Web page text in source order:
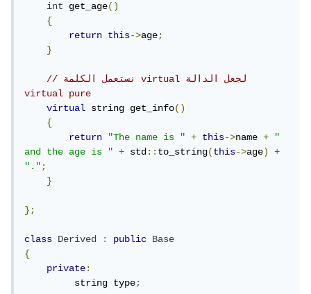
int get_age()
{
return
this->age;
}
// نستعمل الكلمة virtual لجعل الدالة
virtual pure
virtual string get_info()
{
return
"The name is " + this->name +
"
and the age is "
+ std::to_string(this->age)
+
".";
}
};
class Derived : public
Base
{
private:
         string type
;